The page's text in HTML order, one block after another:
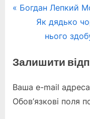
Навігація
записів
P
i
u
s
Богдан Лепкий
N
t
o
s
Як дядько
нього
Залишити
Ваша e-mail
Обов’язкові поля